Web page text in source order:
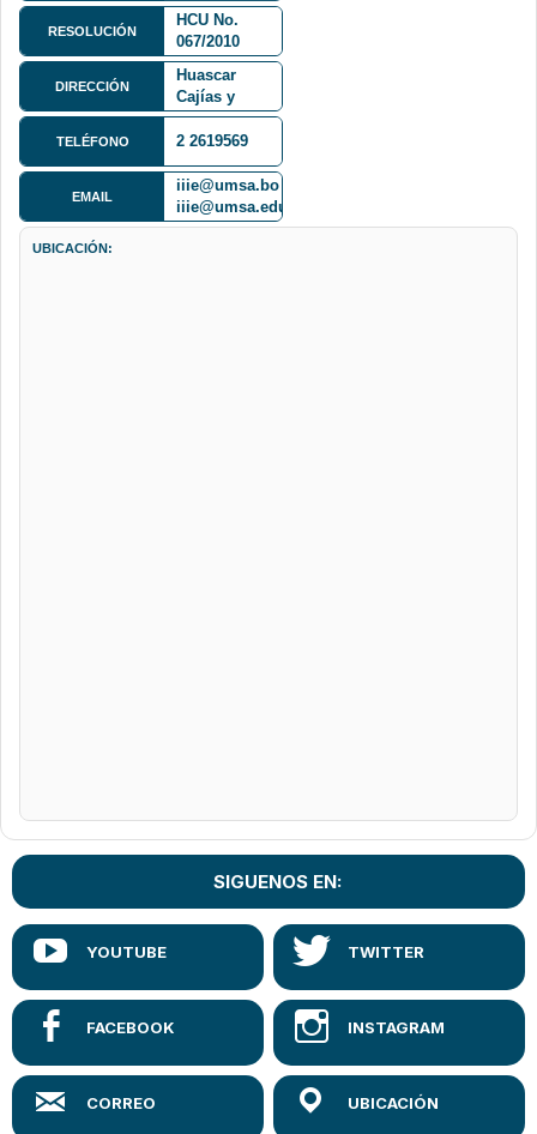
RESOLUCIÓN
HCU No.
067/2010
DIRECCIÓN
Andrés
Bello entre
calles
Huascar
Cajías y
Manuel
Crespo.
Campus
Universitario
UMSA
TELÉFONO 2 2619569
EMAIL
iiie@umsa.bo -
iiie@umsa.edu.bo
UBICACIÓN:
SIGUENOS EN: